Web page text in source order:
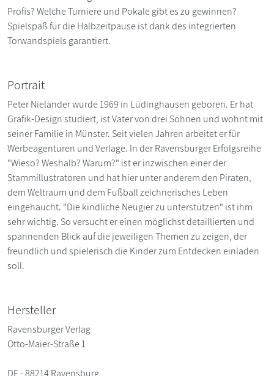
Profis? Welche Turniere und Pokale gibt es zu gewinnen?
Spielspaß für die Halbzeitpause ist dank des integrierten
Torwandspiels garantiert.
Portrait
Peter Nieländer wurde 1969 in Lüdinghausen geboren. Er hat
Grafik-Design studiert, ist Vater von drei Söhnen und wohnt mit
seiner Familie in Münster. Seit vielen Jahren arbeitet er für
Werbeagenturen und Verlage. In der Ravensburger Erfolgsreihe
"Wieso? Weshalb? Warum?" ist er inzwischen einer der
Stammillustratoren und hat hier unter anderem den Piraten,
dem Weltraum und dem Fußball zeichnerisches Leben
eingehaucht. "Die kindliche Neugier zu unterstützen" ist ihm
sehr wichtig. So versucht er einen möglichst detaillierten und
spannenden Blick auf die jeweiligen Themen zu zeigen, der
freundlich und spielerisch die Kinder zum Entdecken einladen
soll.
Hersteller
Ravensburger Verlag
Otto-Maier-Straße 1
DE - 88214 Ravensburg